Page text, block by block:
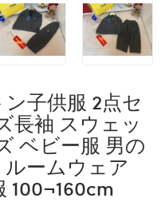
子供服 2点セ
長袖 スウェッ
ベビー服 男の
ームウェア
100¬160cm